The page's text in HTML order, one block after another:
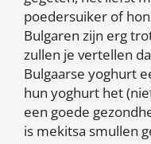
poedersuiker of
Bulgaren zijn erg
zullen je vertellen
Bulgaarse yoghurt
hun yoghurt het
een goede
is mekitsa smullen